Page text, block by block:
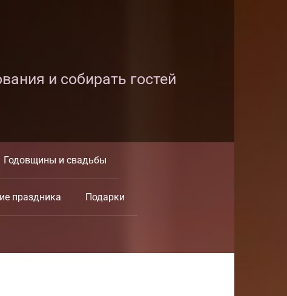
и собирать гостей
Годовщины и свадьбы
праздника Подарки